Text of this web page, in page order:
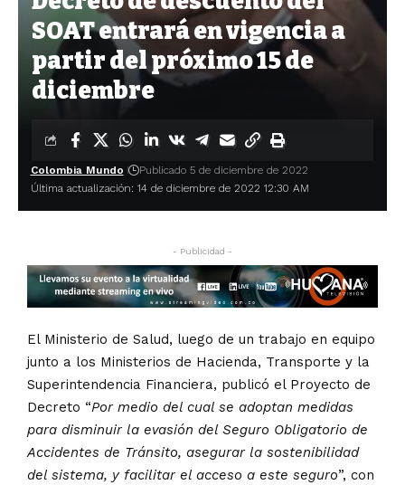
SOAT entrará en vigencia a
partir del próximo 15 de
diciembre
Última actualización: 14 de diciembre de 2022 12:30 AM
Colombia Mundo Publicado 5 de diciembre de 2022
- Publicidad -
El Ministerio de Salud, luego de un trabajo en equipo
junto a los Ministerios de Hacienda, Transporte y la
Superintendencia Financiera, publicó el Proyecto de
Decreto “Por medio del cual se adoptan medidas
para disminuir la evasión del Seguro Obligatorio de
Accidentes de Tránsito, asegurar la sostenibilidad
del sistema, y facilitar el acceso a este seguro”, con